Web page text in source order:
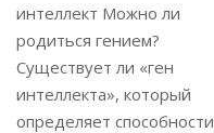
интеллект Можно ли
родиться гением?
Существует ли «ген
интеллекта», который
определяет способности